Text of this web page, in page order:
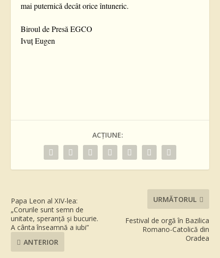
mai puternică decât orice întuneric.
Biroul de Presă EGCO
Ivuț Eugen
ACȚIUNE:
Papa Leon al XIV-lea:
„Corurile sunt semn de
unitate, speranță și bucurie.
A cânta înseamnă a iubi”
ANTERIOR
URMĂTORUL
Festival de orgă în Bazilica
Romano-Catolică din
Oradea